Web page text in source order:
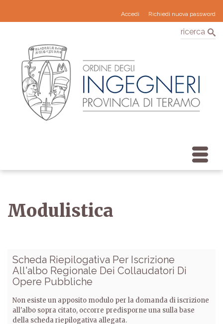
Accedi Richiedi nuova password
ricerca
Modulistica
Scheda Riepilogativa Per Iscrizione
All'albo Regionale Dei Collaudatori Di
Opere Pubbliche
Non esiste un apposito modulo per la domanda di iscrizione
all'albo sopra citato, occorre predisporne una sulla base
della scheda riepilogativa allegata.